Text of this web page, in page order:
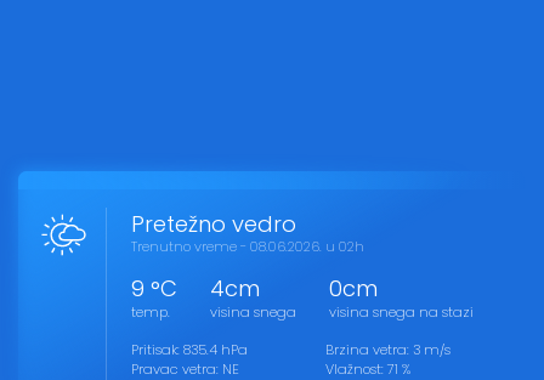
Pretežno vedro
Trenutno vreme - 08.06.2026. u 02h
9 °C
temp.
4cm
visina snega
0cm
visina snega na stazi
Pritisak: 835.4 hPa
Pravac vetra: NE
Brzina vetra: 3 m/s
Vlažnost: 71 %